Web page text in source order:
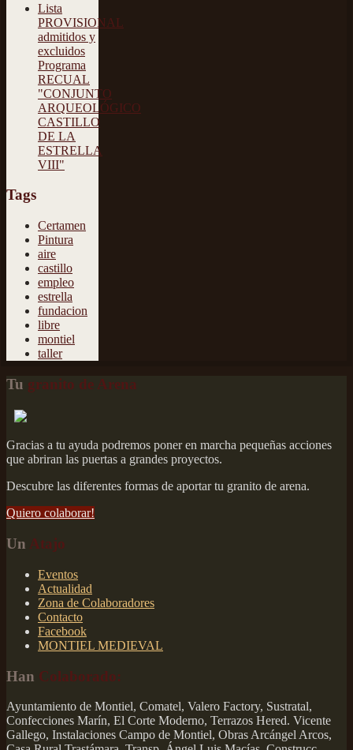
Lista
PROVISIONAL
admitidos y
excluidos
Programa
RECUAL
"CONJUNTO
ARQUEOLÓGICO
CASTILLO
DE LA
ESTRELLA
VIII"
Tags
Certamen
Pintura
aire
castillo
empleo
estrella
fundacion
libre
montiel
taller
Tu granito de Arena
Gracias a tu ayuda podremos poner en marcha pequeñas acciones
que abriran las puertas a grandes proyectos.
Descubre las diferentes formas de aportar tu granito de arena.
Quiero colaborar!
Un Atajo
Eventos
Actualidad
Zona de Colaboradores
Contacto
Facebook
MONTIEL MEDIEVAL
Han Colaborado:
Ayuntamiento de Montiel, Comatel, Valero Factory, Sustratal,
Confecciones Marín, El Corte Moderno, Terrazos Hered. Vicente
Gallego, Instalaciones Campo de Montiel, Obras Arcángel Arcos,